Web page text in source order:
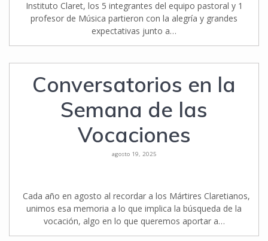
Instituto Claret, los 5 integrantes del equipo pastoral y 1
profesor de Música partieron con la alegría y grandes
expectativas junto a…
Conversatorios en la
Semana de las
Vocaciones
agosto 19, 2025
Cada año en agosto al recordar a los Mártires Claretianos,
unimos esa memoria a lo que implica la búsqueda de la
vocación, algo en lo que queremos aportar a…